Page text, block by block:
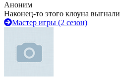
Аноним
Наконец-то этого клоуна выгнали
Мастер игры (2 сезон)